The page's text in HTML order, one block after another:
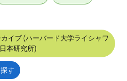
イブ (ハーバード大学ライシャワ
本研究所)
す